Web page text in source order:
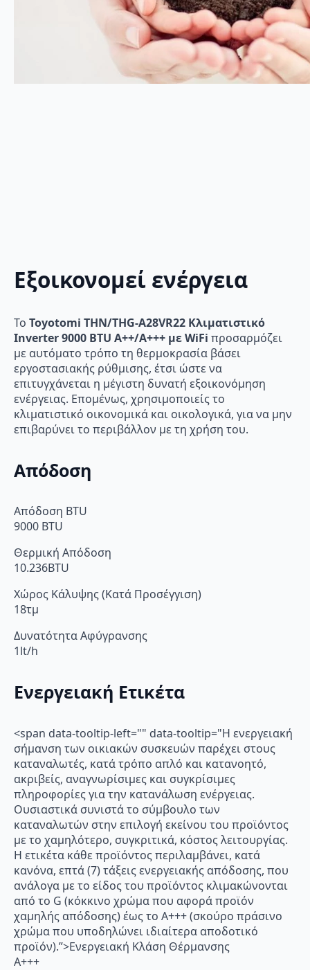
Εξοικονομεί ενέργεια
Το Toyotomi THN/THG-A28VR22 Κλιματιστικό
Inverter 9000 BTU A++/A+++ με WiFi προσαρμόζει
με αυτόματο τρόπο τη θερμοκρασία βάσει
εργοστασιακής ρύθμισης, έτσι ώστε να
επιτυγχάνεται η μέγιστη δυνατή εξοικονόμηση
ενέργειας. Επομένως, χρησιμοποιείς το
κλιματιστικό οικονομικά και οικολογικά, για να μην
επιβαρύνει το περιβάλλον με τη χρήση του.
Απόδοση
Απόδοση BTU
9000 BTU
Θερμική Απόδοση
10.236BTU
Χώρος Κάλυψης (Κατά Προσέγγιση)
18τμ
Δυνατότητα Αφύγρανσης
1lt/h
Ενεργειακή Ετικέτα
<span data-tooltip-left="" data-tooltip="Η ενεργειακή
σήμανση των οικιακών συσκευών παρέχει στους
καταναλωτές, κατά τρόπο απλό και κατανοητό,
ακριβείς, αναγνωρίσιμες και συγκρίσιμες
πληροφορίες για την κατανάλωση ενέργειας.
Ουσιαστικά συνιστά το σύμβουλο των
καταναλωτών στην επιλογή εκείνου του προϊόντος
με το χαμηλότερο, συγκριτικά, κόστος λειτουργίας.
Η ετικέτα κάθε προϊόντος περιλαμβάνει, κατά
κανόνα, επτά (7) τάξεις ενεργειακής απόδοσης, που
ανάλογα με το είδος του προϊόντος κλιμακώνονται
από το G (κόκκινο χρώμα που αφορά προϊόν
χαμηλής απόδοσης) έως το Α+++ (σκούρο πράσινο
χρώμα που υποδηλώνει ιδιαίτερα αποδοτικό
προϊόν).”>Ενεργειακή Κλάση Θέρμανσης
A+++